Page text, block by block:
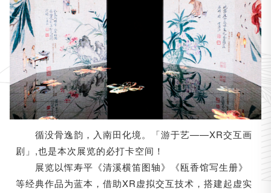
循没骨逸韵，入南田化境。「游于艺——XR交互画
剧」,也是本次展览的必打卡空间！
展览以恽寿平《清溪横笛图轴》
《瓯香馆写生册》
等经典作品为蓝本，借助XR虚拟交互技术，搭建起虚实